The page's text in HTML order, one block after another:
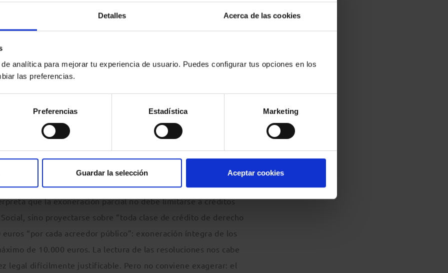
Detalles Acerca de las cookies
analítica para mejorar tu experiencia de usuario. Puedes configurar tus opciones en los
las preferencias.
Preferencias Estadística Marketing
Guardar la selección Aceptar cookies
la exoneración por la mera existencia de un acuerdo firme
la derivación “no constituye propiamente una sanción
como un mecanismo de garantía”. Mientras no
a una infracción muy grave, la derivación no puede impedir la
al que se deriva deuda pública ha actuado
equivale a mala fe concursal. La segunda
aunque queda una zona gris: cuál será el estándar
fraudulenta equiparable.
notablemente el tratamiento del crédito público. El Supremo
que la exoneración parcial no debe limitarse a créditos
sino proyectarse sobre “toda clase de crédito de derecho
“por cada acreedor público”: exoneración íntegra de los
de 10.000 euros. La lectura de las resoluciones nos cabe
legal difícilmente justificable. Pero no conviene exagerar: el